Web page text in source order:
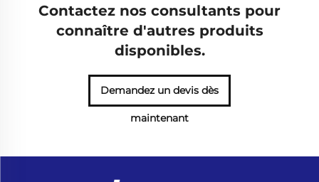
Contactez nos consultants pour
connaître d'autres produits
disponibles.
Demandez un devis dès
maintenant